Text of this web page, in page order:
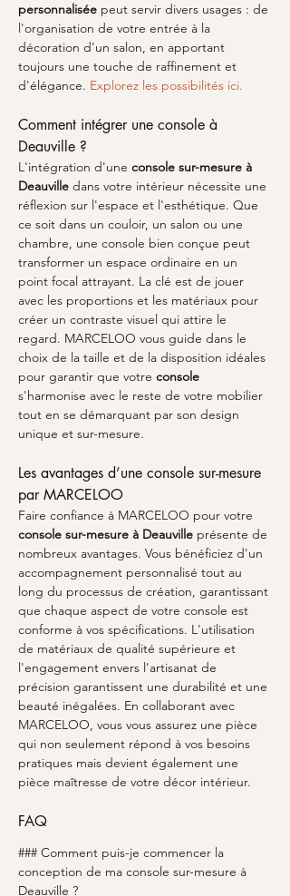
personnalisée peut servir divers usages : de
l'organisation de votre entrée à la
décoration d'un salon, en apportant
toujours une touche de raffinement et
d'élégance. Explorez les possibilités ici.
Comment intégrer une console à
Deauville ?
L'intégration d'une console sur-mesure à
Deauville dans votre intérieur nécessite une
réflexion sur l'espace et l'esthétique. Que
ce soit dans un couloir, un salon ou une
chambre, une console bien conçue peut
transformer un espace ordinaire en un
point focal attrayant. La clé est de jouer
avec les proportions et les matériaux pour
créer un contraste visuel qui attire le
regard. MARCELOO vous guide dans le
choix de la taille et de la disposition idéales
pour garantir que votre console
s'harmonise avec le reste de votre mobilier
tout en se démarquant par son design
unique et sur-mesure.
Les avantages d’une console sur-mesure
par MARCELOO
Faire confiance à MARCELOO pour votre
console sur-mesure à Deauville présente de
nombreux avantages. Vous bénéficiez d'un
accompagnement personnalisé tout au
long du processus de création, garantissant
que chaque aspect de votre console est
conforme à vos spécifications. L'utilisation
de matériaux de qualité supérieure et
l'engagement envers l'artisanat de
précision garantissent une durabilité et une
beauté inégalées. En collaborant avec
MARCELOO, vous vous assurez une pièce
qui non seulement répond à vos besoins
pratiques mais devient également une
pièce maîtresse de votre décor intérieur.
FAQ
### Comment puis-je commencer la
conception de ma console sur-mesure à
Deauville ?